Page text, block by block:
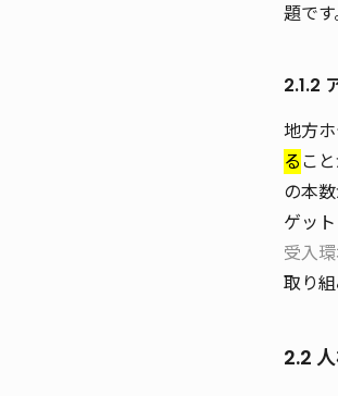
題です
2.1.2
地方
る こ
の本
ゲッ
受入
取り
2.2